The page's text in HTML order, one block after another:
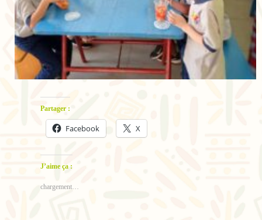
Partager :
Facebook X
J’aime ça :
chargement…